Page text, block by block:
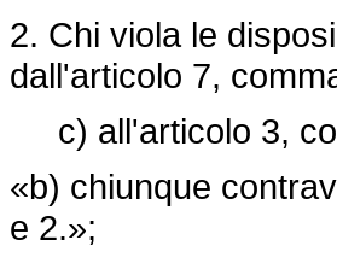
2. Chi viola le
dall'articolo 7,
c) all'articolo 3,
«b) chiunque
e 2.»;